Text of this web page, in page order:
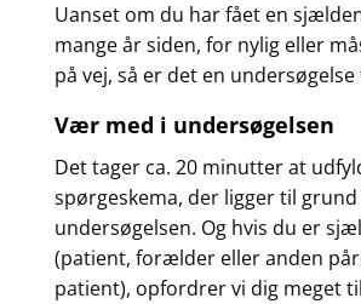
Uanset om du har fået en
mange år siden, for nylig eller
på vej, så er det en
Vær med i undersøgelsen
Det tager ca. 20 minutter at
spørgeskema, der ligger til
undersøgelsen. Og hvis du er
(patient, forælder eller anden
patient), opfordrer vi dig meget